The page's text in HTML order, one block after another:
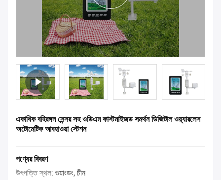
একাধিক বহিরঙ্গন সেন্সর সহ ওডিএম কাস্টমাইজড সমর্থন ডিজিটাল ওয়্যারলেস
অটোমেটিক আবহাওয়া স্টেশন
পণ্যের বিবরণ
উৎপত্তি স্থল: গুয়াংডং, চীন